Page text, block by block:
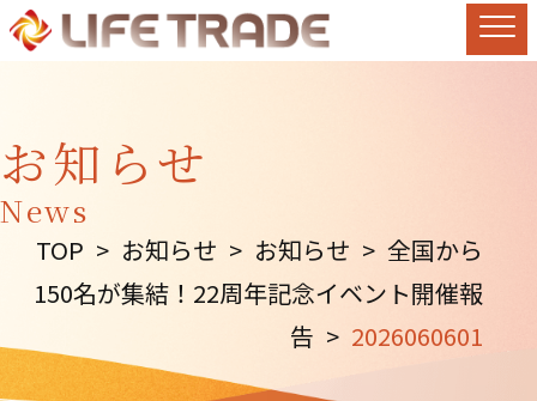
お知らせ
News
TOP > お知らせ > お知らせ >全国から
150名が集結！22周年記念イベント開催報
告 > 2026060601